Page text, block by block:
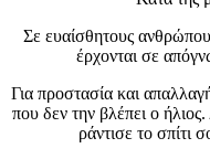
Σε ευαίσθητους
έρχονται σε
Για προστασία και
που δεν την βλέπει ο
ράντισε το σπίτι